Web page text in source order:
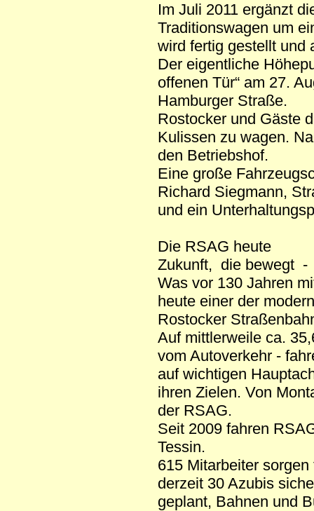
Im Juli 2011 ergänzt
Traditionswagen um
wird fertig gestellt und
Der eigentliche
offenen Tür“ am 27.
Hamburger Straße.
Rostocker und Gäste
Kulissen zu wagen.
den Betriebshof.
Eine große
Richard Siegmann,
und ein
Die RSAG heute
Zukunft, die bewegt -
Was vor 130 Jahren
heute einer der
Rostocker
Auf mittlerweile ca.
vom Autoverkehr -
auf wichtigen
ihren Zielen. Von
der RSAG.
Seit 2009 fahren
Tessin.
615 Mitarbeiter
derzeit 30 Azubis
geplant, Bahnen und